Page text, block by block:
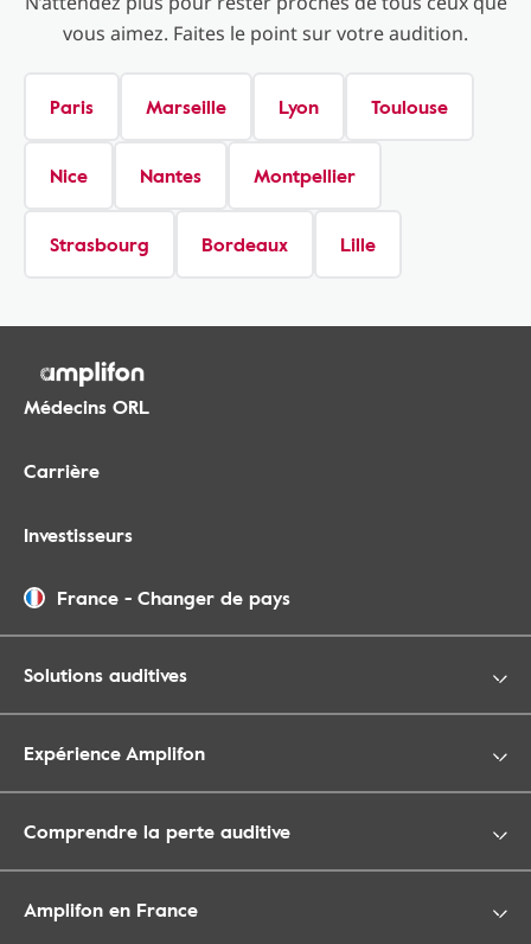
vous aimez. Faites le point sur votre audition.
Paris Marseille Lyon Toulouse
Nice Nantes Montpellier
Strasbourg Bordeaux Lille
Médecins ORL
Carrière
Investisseurs
France - Changer de pays
Solutions auditives
Expérience Amplifon
Comprendre la perte auditive
Amplifon en France